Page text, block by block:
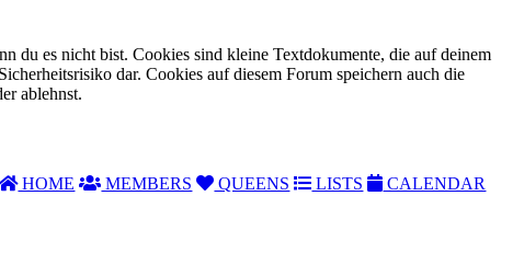
du es nicht bist. Cookies sind kleine Textdokumente, die auf deinem
dar. Cookies auf diesem Forum speichern auch die
ablehnst.
HOME MEMBERS QUEENS LISTS CALENDAR